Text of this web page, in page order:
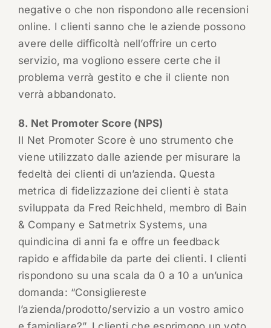
negative o che non rispondono alle recensioni
online. I clienti sanno che le aziende possono
avere delle difficoltà nell’offrire un certo
servizio, ma vogliono essere certe che il
problema verrà gestito e che il cliente non
verrà abbandonato.
8. Net Promoter Score (NPS)
Il Net Promoter Score è uno strumento che
viene utilizzato dalle aziende per misurare la
fedeltà dei clienti di un’azienda. Questa
metrica di fidelizzazione dei clienti è stata
sviluppata da Fred Reichheld, membro di Bain
& Company e Satmetrix Systems, una
quindicina di anni fa e offre un feedback
rapido e affidabile da parte dei clienti. I clienti
rispondono su una scala da 0 a 10 a un’unica
domanda: “Consigliereste
l’azienda/prodotto/servizio a un vostro amico